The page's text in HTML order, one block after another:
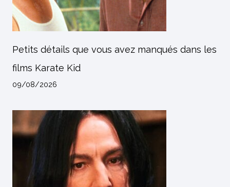
Petits détails que vous avez manqués dans les
films Karate Kid
09/08/2026